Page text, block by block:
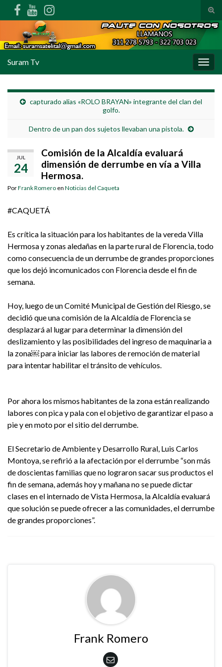
Suram Tv
capturado alias «ROLO BRAYAN» integrante del clan del
golfo.
Dentro de un pan dos sujetos llevaban una pistola.
JUL
24
Comisión de la Alcaldía evaluará
dimensión de derrumbe en vía a Villa
Hermosa.
PorFrank Romero en Noticias del Caqueta
#CAQUETÁ
Es crítica la situación para los habitantes de la vereda Villa
Hermosa y zonas aledañas en la parte rural de Florencia, todo
como consecuencia de un derrumbe de grandes proporciones
que los dejó incomunicados con Florencia desde el fin de
semana.
Hoy, luego de un Comité Municipal de Gestión del Riesgo, se
decidió que una comisión de la Alcaldía de Florencia se
desplazará al lugar para determinar la dimensión del
deslizamiento y las posibilidades del ingreso de maquinaria a
la zona￼ para iniciar las labores de remoción de material
para intentar habilitar el tránsito de vehículos.
Por ahora los mismos habitantes de la zona están realizando
labores con pica y pala con el objetivo de garantizar el paso a
pie y en moto por el sitio del derrumbe.
El Secretario de Ambiente y Desarrollo Rural, Luis Carlos
Montoya, se refirió a la afectación por el derrumbe “son más
de doscientas familias que no lograron sacar sus productos el
fin de semana, además hoy y mañana no se puede dictar
clases en el internado de Vista Hermosa, la Alcaldía evaluará
que solución se puede ofrecer a las comunidades, el derrumbe
de grandes proporciones”.
Frank Romero